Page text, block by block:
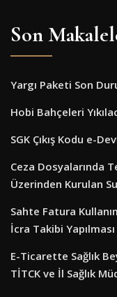
Son
Yargı Paketi Son
Hobi Bahçeleri
SGK Çıkış Kodu e-
Ceza Dosyalarında
Üzerinden Kurulan
Sahte Fatura
İcra Takibi Yapılması
E-Ticarette Sağlık
TİTCK ve İl Sağlık